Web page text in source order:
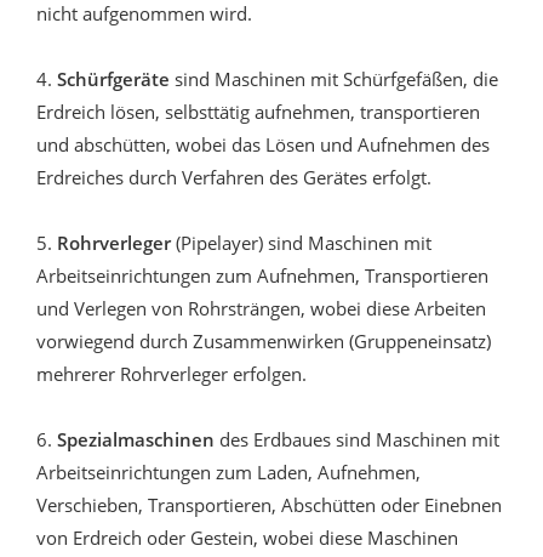
nicht aufgenommen wird.
4. Schürfgeräte sind Maschinen mit Schürfgefäßen, die
Erdreich lösen, selbsttätig aufnehmen, transportieren
und abschütten, wobei das Lösen und Aufnehmen des
Erdreiches durch Verfahren des Gerätes erfolgt.
5. Rohrverleger(Pipelayer) sind Maschinen mit
Arbeitseinrichtungen zum Aufnehmen, Transportieren
und Verlegen von Rohrsträngen, wobei diese Arbeiten
vorwiegend durch Zusammenwirken (Gruppeneinsatz)
mehrerer Rohrverleger erfolgen.
6. Spezialmaschinen des Erdbaues sind Maschinen mit
Arbeitseinrichtungen zum Laden, Aufnehmen,
Verschieben, Transportieren, Abschütten oder Einebnen
von Erdreich oder Gestein, wobei diese Maschinen